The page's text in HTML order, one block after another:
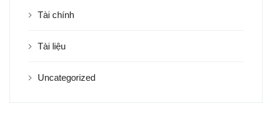
Tài chính
Tài liệu
Uncategorized